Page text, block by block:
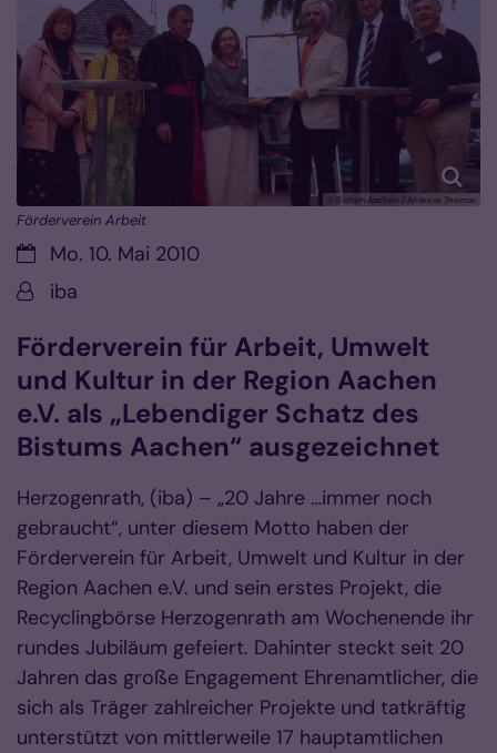
© Bistum Aachen / Andreas Thomas
Förderverein Arbeit
Datum:Mo. 10. Mai 2010
Von:iba
Förderverein für Arbeit, Umwelt
und Kultur in der Region Aachen
e.V. als „Lebendiger Schatz des
Bistums Aachen“ ausgezeichnet
Herzogenrath, (iba) – „20 Jahre …immer noch
gebraucht“, unter diesem Motto haben der
Förderverein für Arbeit, Umwelt und Kultur in der
Region Aachen e.V. und sein erstes Projekt, die
Recyclingbörse Herzogenrath am Wochenende ihr
rundes Jubiläum gefeiert. Dahinter steckt seit 20
Jahren das große Engagement Ehrenamtlicher, die
sich als Träger zahlreicher Projekte und tatkräftig
unterstützt von mittlerweile 17 hauptamtlichen